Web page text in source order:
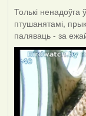
Толькі
птушанятамі,
паляваць - за